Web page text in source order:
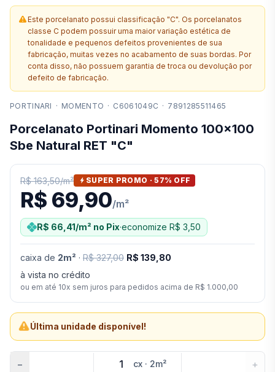
Este porcelanato possui classificação "C". Os porcelanatos
classe C podem possuir uma maior variação estética de
tonalidade e pequenos defeitos provenientes de sua
fabricação, muitas vezes no acabamento de suas bordas. Por
conta disso, não possuem garantia de troca ou devolução por
defeito de fabricação.
PORTINARI · MOMENTO · C6061049C · 7891285511465
Porcelanato Portinari Momento 100x100
Sbe Natural RET "C"
R$ 163,50/m² SUPER PROMO ·57% OFF
R$ 69,90/m²
R$ 66,41/m² no Pix·economize R$ 3,50
caixa de 2m² · R$ 327,00 R$ 139,80
à vista no crédito
ou em até 10x sem juros para pedidos acima de R$ 1.000,00
Última unidade disponível!
− cx · 2m² +